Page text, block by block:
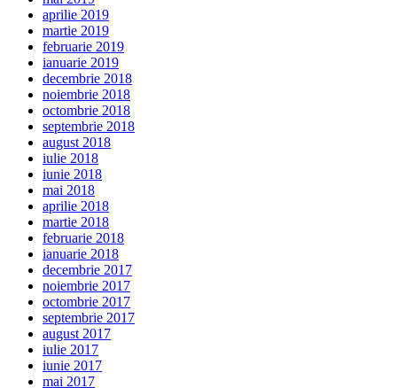
aprilie 2019
martie 2019
februarie 2019
ianuarie 2019
decembrie 2018
noiembrie 2018
octombrie 2018
septembrie 2018
august 2018
iulie 2018
iunie 2018
mai 2018
aprilie 2018
martie 2018
februarie 2018
ianuarie 2018
decembrie 2017
noiembrie 2017
octombrie 2017
septembrie 2017
august 2017
iulie 2017
iunie 2017
mai 2017